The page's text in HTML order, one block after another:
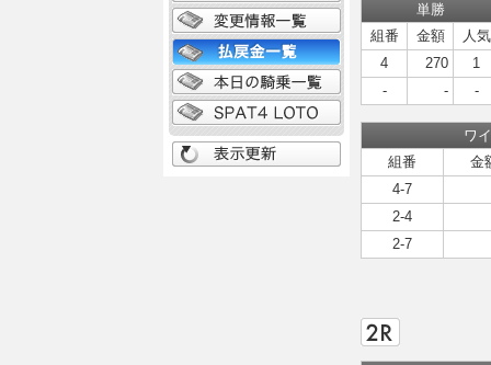
単勝
組番
金額
人気
4
270
1
-
- -
ワ
組番
金
4-7
2-4
2-7